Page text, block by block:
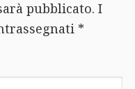
pubblicato. I
*